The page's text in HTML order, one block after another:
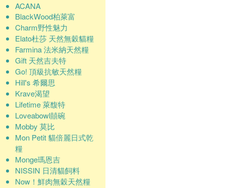
ACANA
BlackWood柏萊富
Charm野性魅力
Elato杜莎 天然無穀貓糧
Farmina 法米納天然糧
Gift 天然吉夫特
Go! 頂級抗敏天然糧
Hill's 希爾思
Krave渴望
Lifetime 萊馥特
Loveabowl囍碗
Mobby 莫比
Mon Petit 貓倍麗日式乾
糧
Monge瑪恩吉
NISSIN 日清貓飼料
Now！鮮肉無穀天然糧